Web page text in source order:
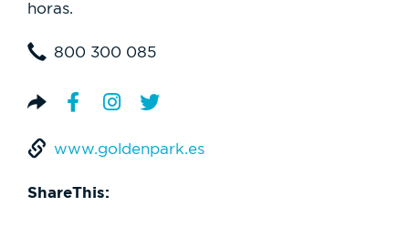
horas.
800 300 085
www.goldenpark.es
ShareThis: